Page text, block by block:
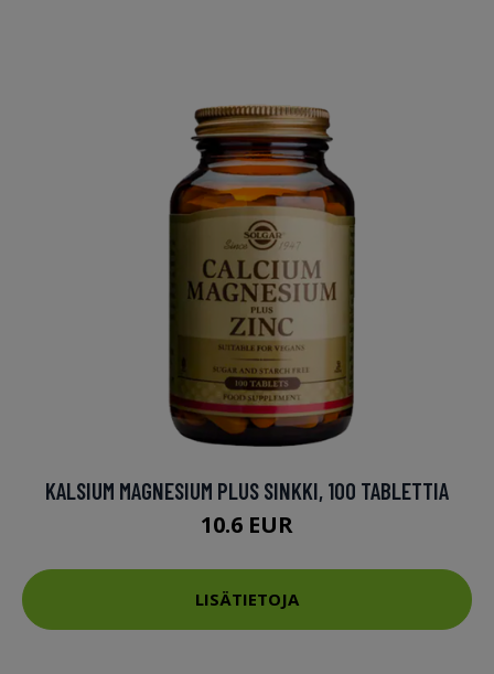
KALSIUM MAGNESIUM PLUS SINKKI, 100 TABLETTIA
10.6 EUR
LISÄTIETOJA